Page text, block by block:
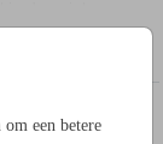
een betere
DIT OOK